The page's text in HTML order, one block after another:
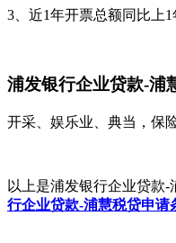
3、近1年开票总额同比上
浦发银行企业贷款-浦
开采、娱乐业、典当，保
以上是浦发银行企业贷款
行企业贷款-浦慧税贷申请